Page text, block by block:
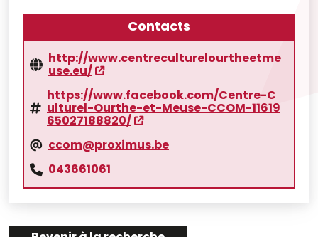
Contacts
http://www.centreculturelourtheetme
use.eu/
https://www.facebook.com/Centre-C
ulturel-Ourthe-et-Meuse-CCOM-11619
65027188820/
ccom@proximus.be
043661061